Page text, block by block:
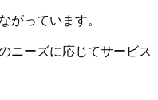
がっています。
ニーズに応じてサービス